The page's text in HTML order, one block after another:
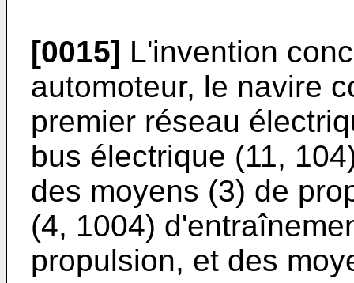
[0015] L'invention
automoteur, le navire
premier réseau
bus électrique (11,
des moyens (3) de
(4, 1004)
propulsion, et des